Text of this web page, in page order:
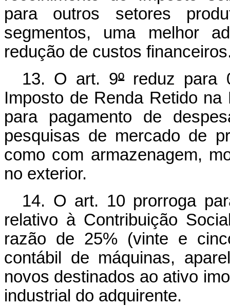
para outros setores
segmentos, uma melhor
redução de custos financeiros
13. O art. 9ºreduz para
Imposto de Renda Retido
para pagamento de
pesquisas de mercado de
como com armazenagem,
no exterior.
14. O art. 10 prorroga
relativo à Contribuição
razão de 25% (vinte e
contábil de máquinas,
novos destinados ao ativo
industrial do adquirente.